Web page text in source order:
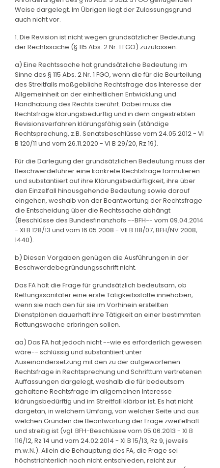
Weise dargelegt. Im Übrigen liegt der Zulassungsgrund
auch nicht vor.
1. Die Revision ist nicht wegen grundsätzlicher Bedeutung
der Rechtssache (§ 115 Abs. 2 Nr. 1 FGO) zuzulassen.
a) Eine Rechtssache hat grundsätzliche Bedeutung im
Sinne des § 115 Abs. 2 Nr. 1 FGO, wenn die für die Beurteilung
des Streitfalls maßgebliche Rechtsfrage das Interesse der
Allgemeinheit an der einheitlichen Entwicklung und
Handhabung des Rechts berührt. Dabei muss die
Rechtsfrage klärungsbedürftig und in dem angestrebten
Revisionsverfahren klärungsfähig sein (ständige
Rechtsprechung, z.B. Senatsbeschlüsse vom 24.05.2012 - VI
B 120/11 und vom 26.11.2020 - VI B 29/20, Rz 19).
Für die Darlegung der grundsätzlichen Bedeutung muss der
Beschwerdeführer eine konkrete Rechtsfrage formulieren
und substantiiert auf ihre Klärungsbedürftigkeit, ihre über
den Einzelfall hinausgehende Bedeutung sowie darauf
eingehen, weshalb von der Beantwortung der Rechtsfrage
die Entscheidung über die Rechtssache abhängt
(Beschlüsse des Bundesfinanzhofs --BFH-- vom 09.04.2014
- XI B 128/13 und vom 16.05.2008 - VII B 118/07, BFH/NV 2008,
1440).
b) Diesen Vorgaben genügen die Ausführungen in der
Beschwerdebegründungsschrift nicht.
Das FA hält die Frage für grundsätzlich bedeutsam, ob
Rettungssanitäter eine erste Tätigkeitsstätte innehaben,
wenn sie nach den für sie im Vorhinein erstellten
Dienstplänen dauerhaft ihre Tätigkeit an einer bestimmten
Rettungswache erbringen sollen.
aa) Das FA hat jedoch nicht --wie es erforderlich gewesen
wäre-- schlüssig und substantiiert unter
Auseinandersetzung mit den zu der aufgeworfenen
Rechtsfrage in Rechtsprechung und Schrifttum vertretenen
Auffassungen dargelegt, weshalb die für bedeutsam
gehaltene Rechtsfrage im allgemeinen Interesse
klärungsbedürftig und im Streitfall klärbar ist. Es hat nicht
dargetan, in welchem Umfang, von welcher Seite und aus
welchen Gründen die Beantwortung der Frage zweifelhaft
und streitig ist (vgl. BFH-Beschlüsse vom 05.06.2013 - XI B
116/12, Rz 14 und vom 24.02.2014 - XI B 15/13, Rz 9, jeweils
m.w.N.). Allein die Behauptung des FA, die Frage sei
höchstrichterlich noch nicht entschieden, reicht zur